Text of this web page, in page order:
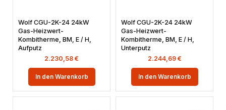
Wolf CGU-2K-24 24kW
Gas-Heizwert-
Kombitherme, BM, E / H,
Aufputz
2.230,58 €
In den Warenkorb
Wolf CGU-2K-24 24kW
Gas-Heizwert-
Kombitherme, BM, E / H,
Unterputz
2.244,69 €
In den Warenkorb